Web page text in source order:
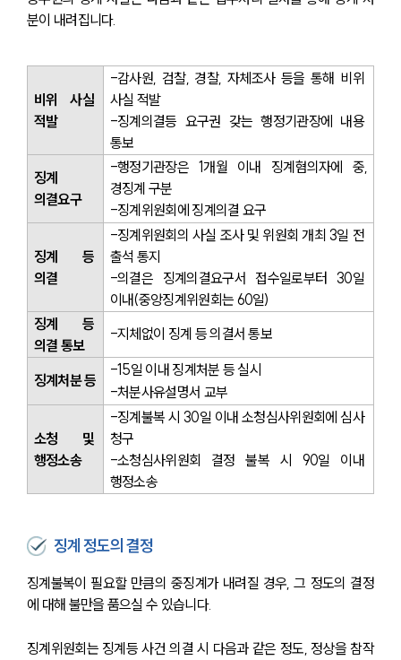
분이 내려집니다.
비위 사실
적발
-감사원, 검찰, 경찰, 자체조사 등을 통해 비위
사실 적발
-징계의결등 요구권 갖는 행정기관장에 내용
통보
징계
의결요구
-행정기관장은 1개월 이내 징계혐의자에 중,
경징계 구분
-징계위원회에 징계의결 요구
징계 등
의결
-징계위원회의 사실 조사 및 위원회 개최 3일 전
출석 통지
-의결은 징계의결요구서 접수일로부터 30일
이내(중앙징계위원회는 60일)
징계 등
의결 통보
-지체없이 징계 등 의결서 통보
징계처분 등
-15일 이내 징계처분 등 실시
-처분사유설명서 교부
소청 및
행정소송
-징계불복 시 30일 이내 소청심사위원회에 심사
청구
-소청심사위원회 결정 불복 시 90일 이내
행정소송
징계 정도의 결정
징계불복이 필요할 만큼의 중징계가 내려질 경우, 그 정도의 결정
에 대해 불만을 품으실 수 있습니다.
징계위원회는 징계등 사건 의결 시 다음과 같은 정도, 정상을 참작